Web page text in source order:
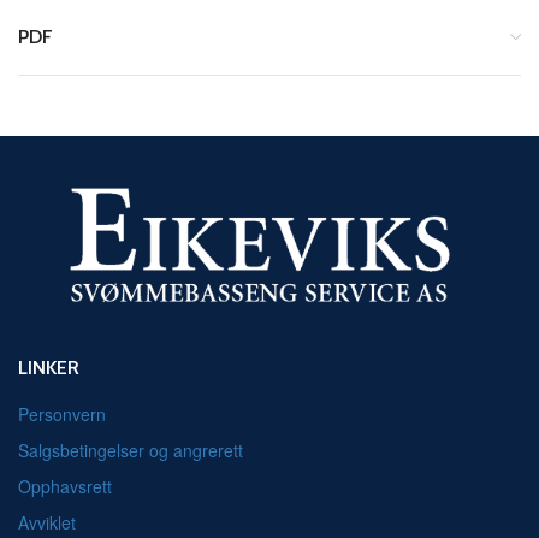
PDF
LINKER
Personvern
Salgsbetingelser og angrerett
Opphavsrett
Avviklet